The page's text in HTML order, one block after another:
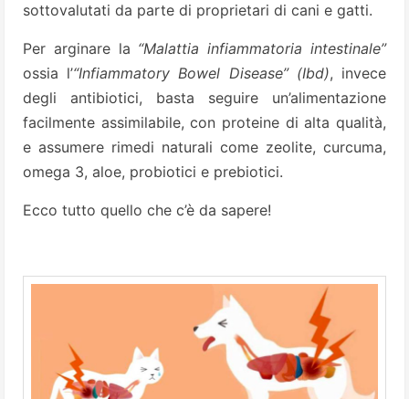
sottovalutati da parte di proprietari di cani e gatti.
Per arginare la “Malattia infiammatoria intestinale”
ossia l’“Infiammatory Bowel Disease” (Ibd), invece
degli antibiotici, basta seguire un’alimentazione
facilmente assimilabile, con proteine di alta qualità,
e assumere rimedi naturali come zeolite, curcuma,
omega 3, aloe, probiotici e prebiotici.
Ecco tutto quello che c’è da sapere!